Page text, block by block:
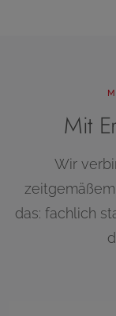
Mit
Wir
das: fachlich